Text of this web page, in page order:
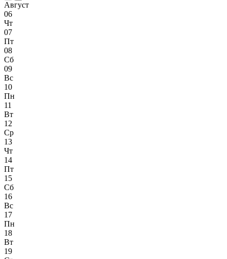
Август
06
Чт
07
Пт
08
Сб
09
Вс
10
Пн
11
Вт
12
Ср
13
Чт
14
Пт
15
Сб
16
Вс
17
Пн
18
Вт
19